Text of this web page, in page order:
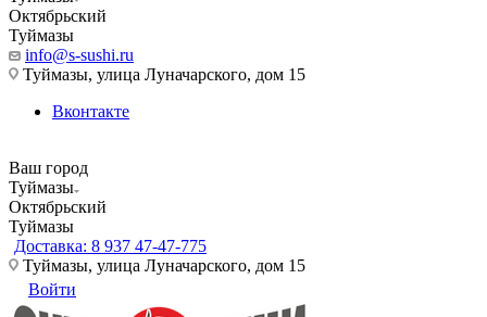
Октябрьский
Туймазы
info@s-sushi.ru
Туймазы, улица Луначарского, дом 15
Вконтакте
Ваш город
Туймазы
Октябрьский
Туймазы
Доставка: 8 937 47-47-775
Туймазы, улица Луначарского, дом 15
Войти